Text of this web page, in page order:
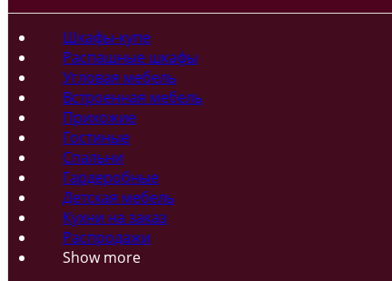
Шкафы-купе
Распашные шкафы
Угловая мебель
Встроенная мебель
Прихожие
Гостиные
Спальни
Гардеробные
Детская мебель
Кухни на заказ
Распродажи
Show more